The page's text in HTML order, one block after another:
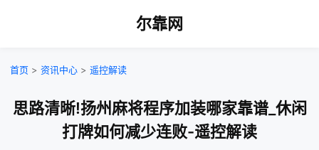
尔靠网
首页 > 资讯中心 > 遥控解读
思路清晰!扬州麻将程序加装哪家靠谱_休闲
打牌如何减少连败-遥控解读